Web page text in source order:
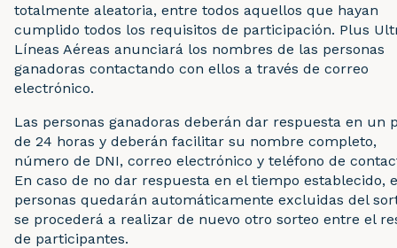
totalmente aleatoria, entre todos aquellos que hayan
cumplido todos los requisitos de participación. Plus
Líneas Aéreas anunciará los nombres de las personas
ganadoras contactando con ellos a través de correo
electrónico.
Las personas ganadoras deberán dar respuesta en un
de 24 horas y deberán facilitar su nombre completo,
número de DNI, correo electrónico y teléfono de
En caso de no dar respuesta en el tiempo establecido,
personas quedarán automáticamente excluidas del
se procederá a realizar de nuevo otro sorteo entre el
de participantes.